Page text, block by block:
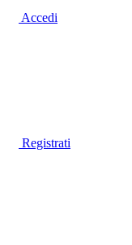
Accedi
Registrati